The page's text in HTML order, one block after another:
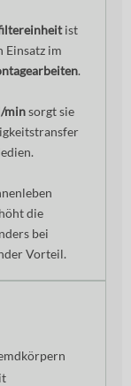
ist
Einsatz im
.
minsorgt sie
die
bei
Vorteil.